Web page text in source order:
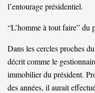
l’entourage présidentiel.
“L’homme à tout faire” du
Dans les cercles proches
décrit comme le
immobilier du président.
des années, il aurait